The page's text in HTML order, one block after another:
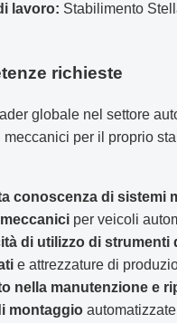
lavoro: Stabilimento
richieste
globale nel settore
meccanici per il proprio
conoscenza di sistemi
per veicoli
di utilizzo di strumenti
e attrezzature di
nella manutenzione e
montaggio automatizzate